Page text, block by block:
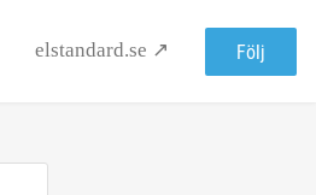
elstandard.se ↗ Följ